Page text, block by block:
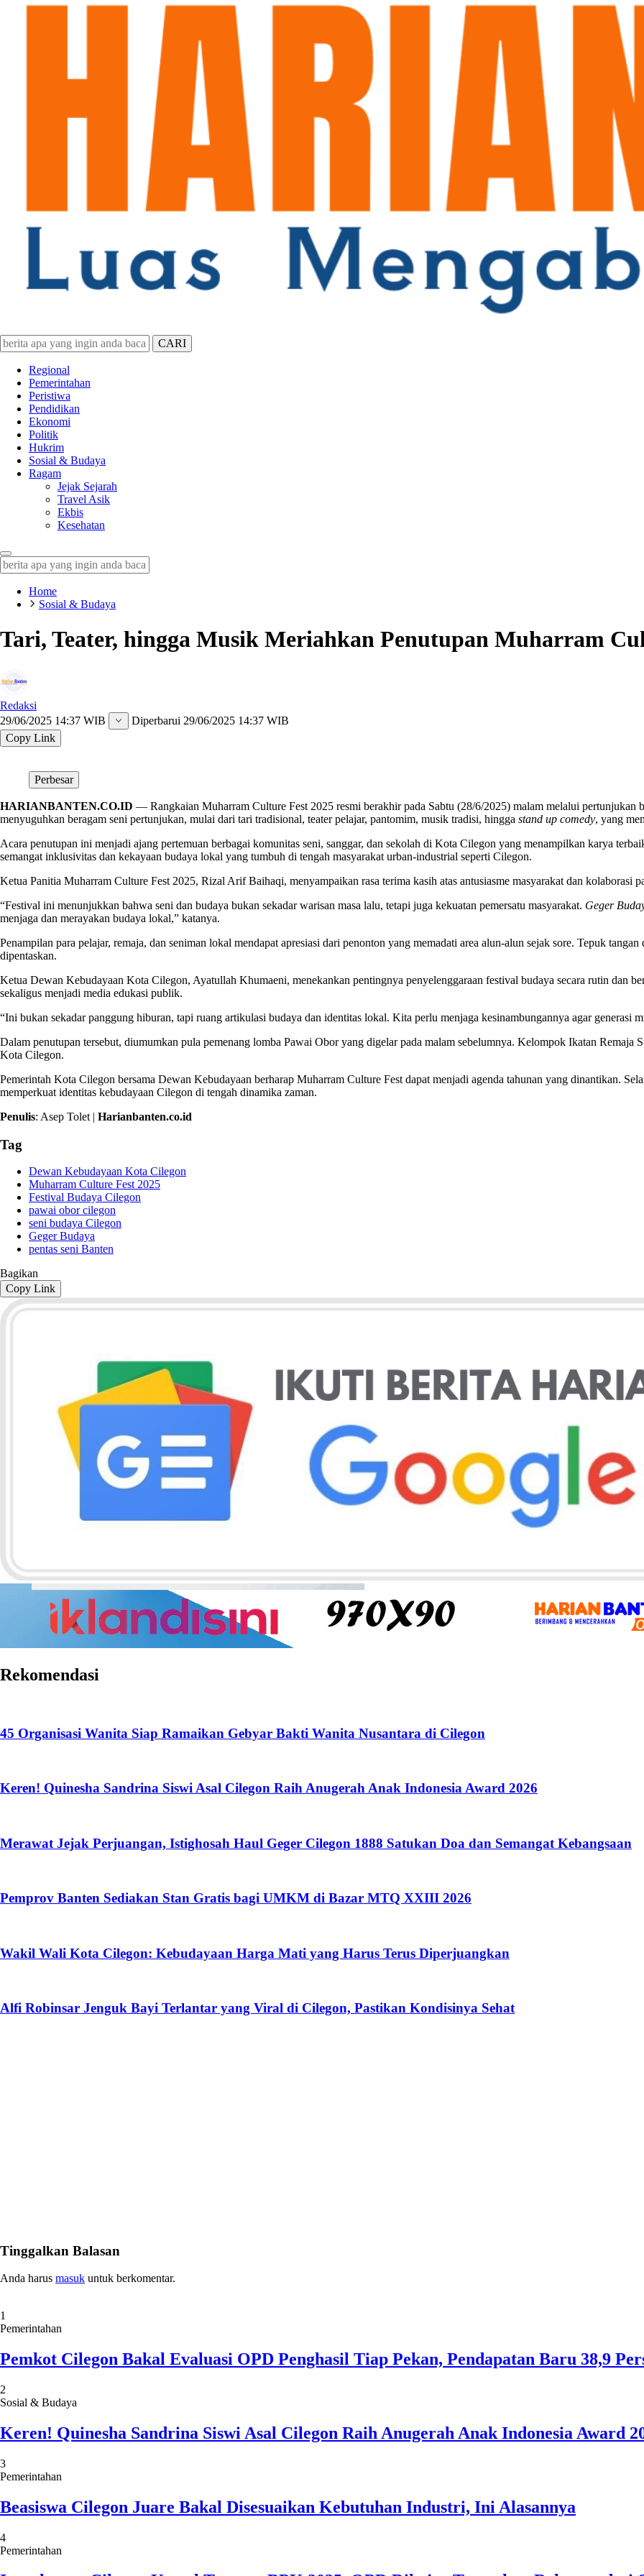
Harianbanten.co.id
Berita Banten dan Informasi Banten Terbaru Hari Ini
CARI
Regional
Pemerintahan
Peristiwa
Pendidikan
Ekonomi
Politik
Hukrim
Sosial & Budaya
Ragam
Jejak Sejarah
Travel Asik
Ekbis
Kesehatan
Home
Sosial & Budaya
Tari, Teater, hingga Musik Meriahkan Penutupan Muharram
Redaksi
29/06/2025 14:37 WIB
Diperbarui 29/06/2025 14:37 WIB
Copy Link
Perbesar
HARIANBANTEN.CO.ID — Rangkaian Muharram Culture Fest 2025 resmi berakhir pada Sabtu (28/6/2025) malam melalui pertunjukan
menyuguhkan beragam seni pertunjukan, mulai dari tari tradisional, teater pelajar, pantomim, musik tradisi, hingga stand up comedy, yang
Acara penutupan ini menjadi ajang pertemuan berbagai komunitas seni, sanggar, dan sekolah di Kota Cilegon yang menampilkan karya
semangat inklusivitas dan kekayaan budaya lokal yang tumbuh di tengah masyarakat urban-industrial seperti Cilegon.
Ketua Panitia Muharram Culture Fest 2025, Rizal Arif Baihaqi, menyampaikan rasa terima kasih atas antusiasme masyarakat dan kolaborasi
“Festival ini menunjukkan bahwa seni dan budaya bukan sekadar warisan masa lalu, tetapi juga kekuatan pemersatu masyarakat. Geger
menjaga dan merayakan budaya lokal,” katanya.
Penampilan para pelajar, remaja, dan seniman lokal mendapat apresiasi dari penonton yang memadati area alun-alun sejak sore. Tepuk
dipentaskan.
Ketua Dewan Kebudayaan Kota Cilegon, Ayatullah Khumaeni, menekankan pentingnya penyelenggaraan festival budaya secara rutin dan
sekaligus menjadi media edukasi publik.
“Ini bukan sekadar panggung hiburan, tapi ruang artikulasi budaya dan identitas lokal. Kita perlu menjaga kesinambungannya agar generasi
Dalam penutupan tersebut, diumumkan pula pemenang lomba Pawai Obor yang digelar pada malam sebelumnya. Kelompok Ikatan Remaja
Kota Cilegon.
Pemerintah Kota Cilegon bersama Dewan Kebudayaan berharap Muharram Culture Fest dapat menjadi agenda tahunan yang dinantikan.
memperkuat identitas kebudayaan Cilegon di tengah dinamika zaman.
Penulis: Asep Tolet | Harianbanten.co.id
Tag
Dewan Kebudayaan Kota Cilegon
Muharram Culture Fest 2025
Festival Budaya Cilegon
pawai obor cilegon
seni budaya Cilegon
Geger Budaya
pentas seni Banten
Bagikan
Copy Link
Rekomendasi
45 Organisasi Wanita Siap Ramaikan Gebyar Bakti Wanita Nusantara di Cilegon
Keren! Quinesha Sandrina Siswi Asal Cilegon Raih Anugerah Anak Indonesia Award 2026
Merawat Jejak Perjuangan, Istighosah Haul Geger Cilegon 1888 Satukan Doa dan Semangat Kebangsaan
Pemprov Banten Sediakan Stan Gratis bagi UMKM di Bazar MTQ XXIII 2026
Wakil Wali Kota Cilegon: Kebudayaan Harga Mati yang Harus Terus Diperjuangkan
Alfi Robinsar Jenguk Bayi Terlantar yang Viral di Cilegon, Pastikan Kondisinya Sehat
Tinggalkan Balasan
Anda harus masuk untuk berkomentar.
1
Pemerintahan
Pemkot Cilegon Bakal Evaluasi OPD Penghasil Tiap Pekan, Pendapatan Baru 38,9
2
Sosial & Budaya
Keren! Quinesha Sandrina Siswi Asal Cilegon Raih Anugerah Anak Indonesia Award
3
Pemerintahan
Beasiswa Cilegon Juare Bakal Disesuaikan Kebutuhan Industri, Ini Alasannya
4
Pemerintahan